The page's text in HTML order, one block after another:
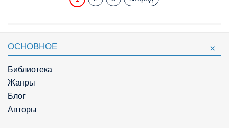
ОСНОВНОЕ
Библиотека
Жанры
Блог
Авторы